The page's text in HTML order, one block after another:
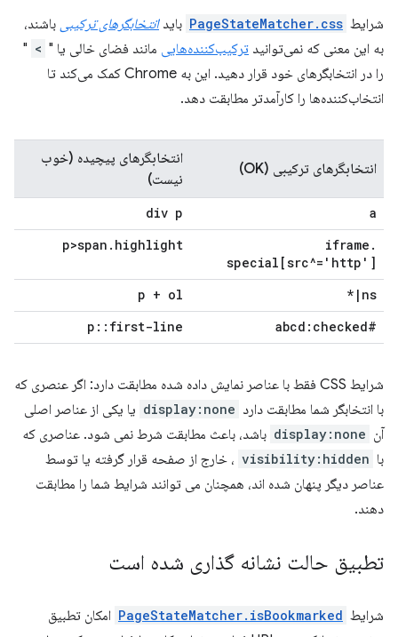
شرایط PageStateMatcher.css بایدانتخابگرهای ترکیبی باشند،
به این معنی که نمی‌توانید ترکیب‌کننده‌هایی مانند فضای خالی یا " >
"
را در انتخابگرهای خود قرار دهید. این به Chrome کمک می‌کند تا
انتخاب‌کننده‌ها را کارآمدتر مطابقت دهد.
انتخابگرهای ترکیبی (OK)
انتخابگرهای پیچیده (خوب
نیست)
a
div p
iframe .
special[src^='http']
p>span . highlight
ns
|
*
p + ol
#abcd:checked
p :: first-line
شرایط CSS فقط با عناصر نمایش داده شده مطابقت دارد: اگر عنصری که
با انتخابگر شما مطابقت دارد display:none یا یکی از عناصر اصلی
آن display:none باشد، باعث مطابقت شرط نمی شود. عناصری که
با visibility:hidden ، خارج از صفحه قرار گرفته یا توسط
عناصر دیگر پنهان شده اند، همچنان می توانند شرایط شما را مطابقت
دهند.
تطبیق حالت نشانه گذاری شده است
شرایط PageStateMatcher.isBookmarked امکان تطبیق